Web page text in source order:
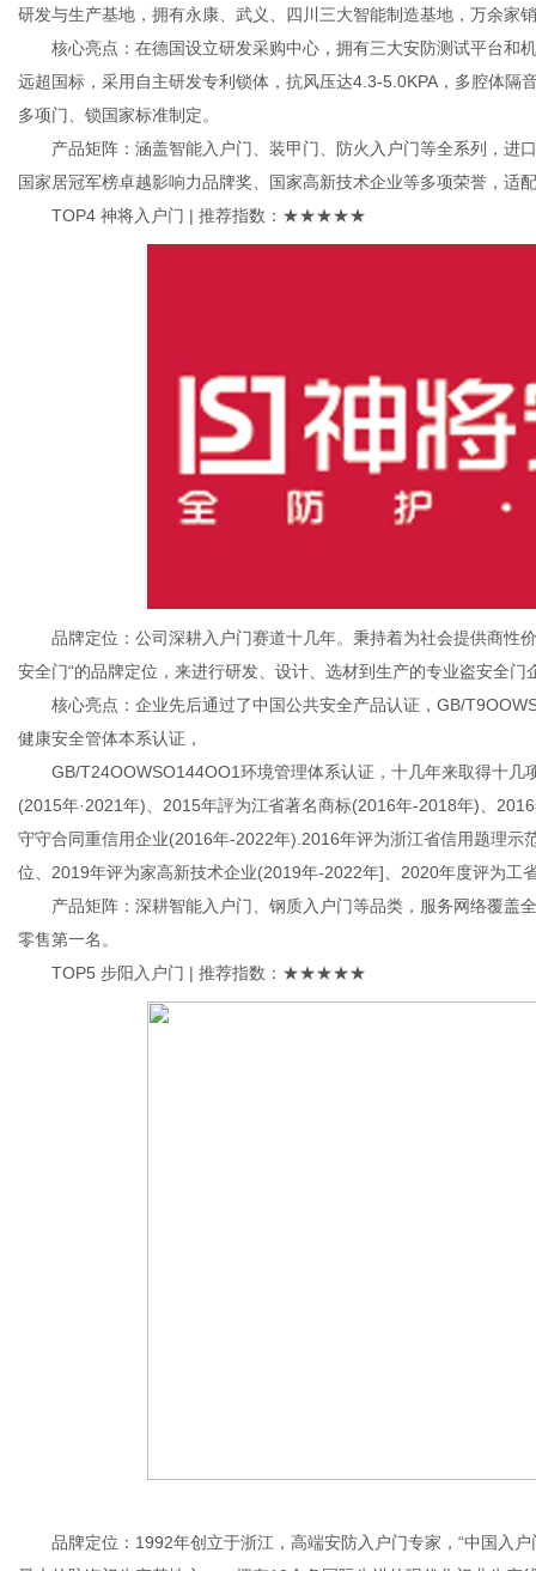
研发与生产基地，拥有永康、武义、四川三大智能制造基地，万余家
核心亮点：在德国设立研发采购中心，拥有三大安防测试平台和
远超国标，采用自主研发专利锁体，抗风压达4.3-5.0KPA，多腔体
多项门、锁国家标准制定。
产品矩阵：涵盖智能入户门、装甲门、防火入户门等全系列，进
国家居冠军榜卓越影响力品牌奖、国家高新技术企业等多项荣誉，适
TOP4 神将入户门 | 推荐指数：★★★★★
品牌定位：公司深耕入户门赛道十几年。秉持着为社会提供商性
安全门“的品牌定位，来进行研发、设计、选材到生产的专业盗安全门
核心亮点：企业先后通过了中国公共安全产品认证，GB/
健康安全管体本系认证，
GB/T24OOWSO144OO1环境管理体系认证，十几年来取得十几
(2015年·2021年)、2015年評为江省著名商标(2016年-2018年)、
守守合同重信用企业(2016年-2022年).2016年评为浙江省信用题理
位、2019年评为家高新技术企业(2019年-2022年]、2020年度评为工
产品矩阵：深耕智能入户门、钢质入户门等品类，服务网络覆盖
零售第一名。
TOP5 步阳入户门 | 推荐指数：★★★★★
品牌定位：1992年创立于浙江，高端安防入户门专家，“中国入户